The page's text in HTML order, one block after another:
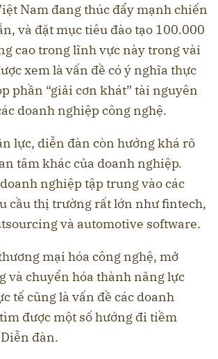
Nam đang thúc đẩy mạnh chiến
và đặt mục tiêu đào tạo 100.000
cao trong lĩnh vực này trong vài
xem là vấn đề có ý nghĩa thực
phần “giải cơn khát” tài nguyên
doanh nghiệp công nghệ.
lực, diễn đàn còn hướng khá rõ
tâm khác của doanh nghiệp.
nghiệp tập trung vào các
cầu thị trường rất lớn như fintech,
và automotive software.
mại hóa công nghệ, mở
và chuyển hóa thành năng lực
tế cũng là vấn đề các doanh
được một số hướng đi tiềm
đàn.